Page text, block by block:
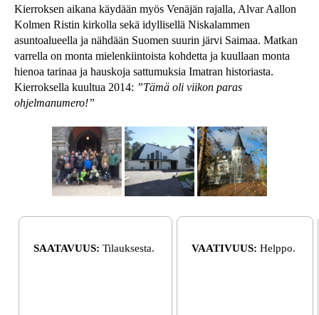
Kierroksen aikana käydään myös Venäjän rajalla, Alvar Aallon
Kolmen Ristin kirkolla sekä idyllisellä Niskalammen
asuntoalueella ja nähdään Suomen suurin järvi Saimaa. Matkan
varrella on monta mielenkiintoista kohdetta ja kuullaan monta
hienoa tarinaa ja hauskoja sattumuksia Imatran historiasta.
Kierroksella kuultua 2014: ”Tämä oli viikon paras
ohjelmanumero!”
SAATAVUUS: Tilauksesta. VAATIVUUS: Helppo.